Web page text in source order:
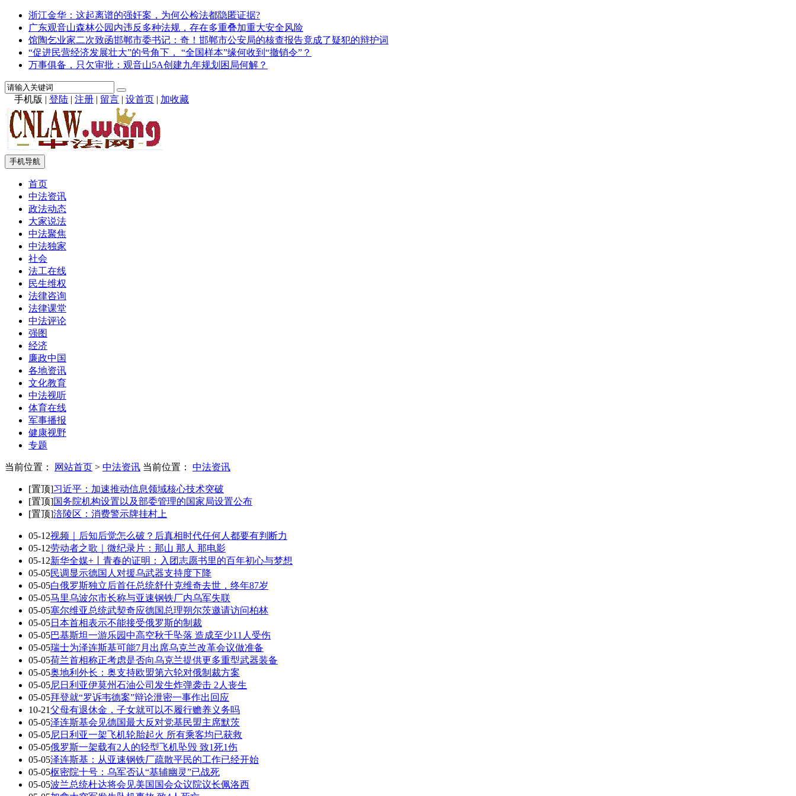
浙江金华：这起离谱的强奸案，为何公检法都隐匿证据?
广东观音山森林公园内违反多种法规，存在多重叠加重大安全风险
馆陶乞业家二次致函邯郸市委书记：奇！邯郸市公安局的核查报告竟成了疑犯的辩护词
“促进民营经济发展壮大”的号角下， “全国样本”缘何收到“撤销令”？
万事俱备，只欠审批：观音山5A创建九年规划困局何解？
手机版 | 登陆 | 注册 | 留言 | 设首页 | 加收藏
手机导航
首页
中法资讯
政法动态
大家说法
中法聚焦
中法独家
社会
法工在线
民生维权
法律咨询
法律课堂
中法评论
强图
经济
廉政中国
各地资讯
文化教育
中法视听
体育在线
军事播报
健康视野
专题
当前位置： 网站首页 > 中法资讯 当前位置： 中法资讯
[置顶]习近平：加速推动信息领域核心技术突破
[置顶]国务院机构设置以及部委管理的国家局设置公布
[置顶]涪陵区：消费警示牌挂村上
05-12视频｜后知后觉怎么破？后真相时代任何人都要有判断力
05-12劳动者之歌｜微纪录片：那山 那人 那电影
05-12新华全媒+丨青春的证明：入团志愿书里的百年初心与梦想
05-05民调显示德国人对援乌武器支持度下降
05-05白俄罗斯独立后首任总统舒什克维奇去世，终年87岁
05-05马里乌波尔市长称与亚速钢铁厂内乌军失联
05-05塞尔维亚总统武契奇应德国总理朔尔茨邀请访问柏林
05-05日本首相表示不能接受俄罗斯的制裁
05-05巴基斯坦一游乐园中高空秋千坠落 造成至少11人受伤
05-05瑞士为泽连斯基可能7月出席乌克兰改革会议做准备
05-05荷兰首相称正考虑是否向乌克兰提供更多重型武器装备
05-05奥地利外长：奥支持欧盟第六轮对俄制裁方案
05-05尼日利亚伊莫州石油公司发生炸弹袭击 2人丧生
05-05拜登就“罗诉韦德案”辩论泄密一事作出回应
10-21父母有退休金，子女就可以不履行赡养义务吗
05-05泽连斯基会见德国最大反对党基民盟主席默茨
05-05尼日利亚一架飞机轮胎起火 所有乘客均已获救
05-05俄罗斯一架载有2人的轻型飞机坠毁 致1死1伤
05-05泽连斯基：从亚速钢铁厂疏散平民的工作已经开始
05-05枢密院十号：乌军否认“基辅幽灵”已战死
05-05波兰总统杜达将会见美国国会众议院议长佩洛西